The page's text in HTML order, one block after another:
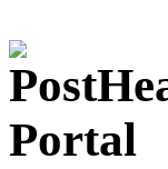
Portal